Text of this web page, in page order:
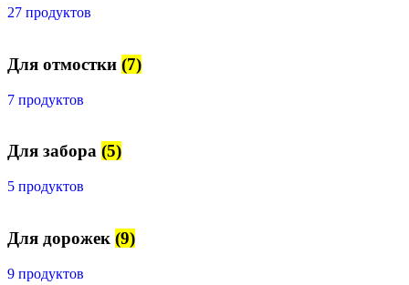
27 продуктов
Для отмостки (7)
7 продуктов
Для забора (5)
5 продуктов
Для дорожек (9)
9 продуктов